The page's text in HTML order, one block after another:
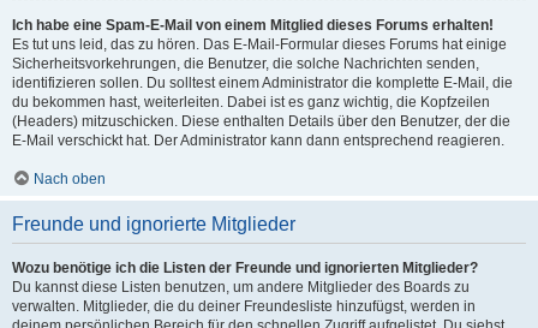
Ich habe eine Spam-E-Mail von einem Mitglied dieses Forums erhalten!
Es tut uns leid, das zu hören. Das E-Mail-Formular dieses Forums hat einige
Sicherheitsvorkehrungen, die Benutzer, die solche Nachrichten senden,
identifizieren sollen. Du solltest einem Administrator die komplette E-Mail, die
du bekommen hast, weiterleiten. Dabei ist es ganz wichtig, die Kopfzeilen
(Headers) mitzuschicken. Diese enthalten Details über den Benutzer, der die
E-Mail verschickt hat. Der Administrator kann dann entsprechend reagieren.
Nach oben
Freunde und ignorierte Mitglieder
Wozu benötige ich die Listen der Freunde und ignorierten Mitglieder?
Du kannst diese Listen benutzen, um andere Mitglieder des Boards zu
verwalten. Mitglieder, die du deiner Freundesliste hinzufügst, werden in